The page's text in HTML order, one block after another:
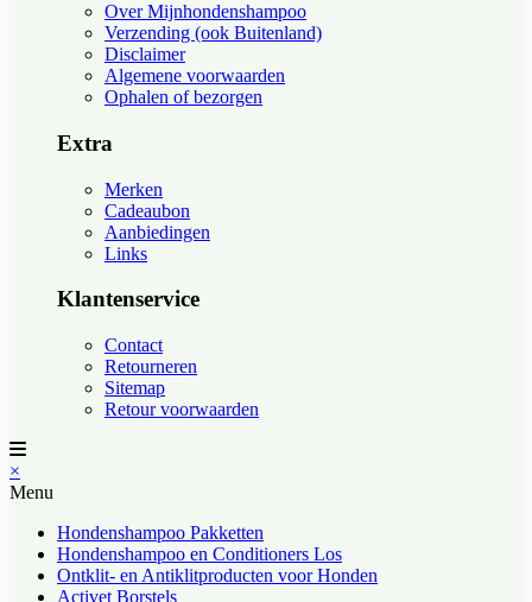
Over Mijnhondenshampoo
Verzending (ook Buitenland)
Disclaimer
Algemene voorwaarden
Ophalen of bezorgen
Extra
Merken
Cadeaubon
Aanbiedingen
Links
Klantenservice
Contact
Retourneren
Sitemap
Retour voorwaarden
×
Menu
Hondenshampoo Pakketten
Hondenshampoo en Conditioners Los
Ontklit- en Antiklitproducten voor Honden
Activet Borstels